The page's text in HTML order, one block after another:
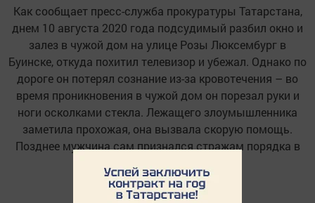
Как сообщает пресс-служба прокуратуры Татарстана,
днем 10 августа 2020 года подсудимый разбил окно и
залез в чужой дом на улице Розы Люксембург в
Буинске, откуда похитил телевизор и убежал. Однако по
дороге он потерял сознание из-за кровотечения – во
время проникновения в чужой дом он порезал руки и
ноги осколками стекла. Лежащего злоумышленника
заметила прохожая, она вызвала скорую помощь.
Позднее мужчина сам признался стражам порядка в